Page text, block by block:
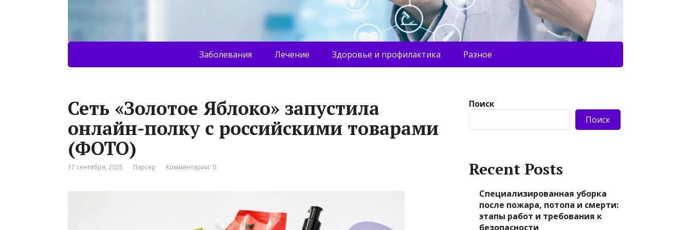
Заболевания Лечение Здоровье и профилактика Разное
Сеть «Золотое Яблоко» запустила
онлайн-полку с российскими товарами
(ФОТО)
17 сентября, 2025 Парсер Комментарии: 0
Поиск
Поиск
Recent Posts
Специализированная уборка
после пожара, потопа и смерти:
этапы работ и требования к
безопасности